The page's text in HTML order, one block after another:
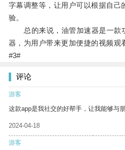
字幕调整等，让用户可以根据自己
验。
总的来说，油管加速器是一款
器，为用户带来更加便捷的视频观
#3#
评论
游客
这款app是我社交的好帮手，让我能够与
2024-04-18
游客